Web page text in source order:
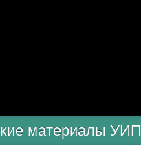
материалы УИП